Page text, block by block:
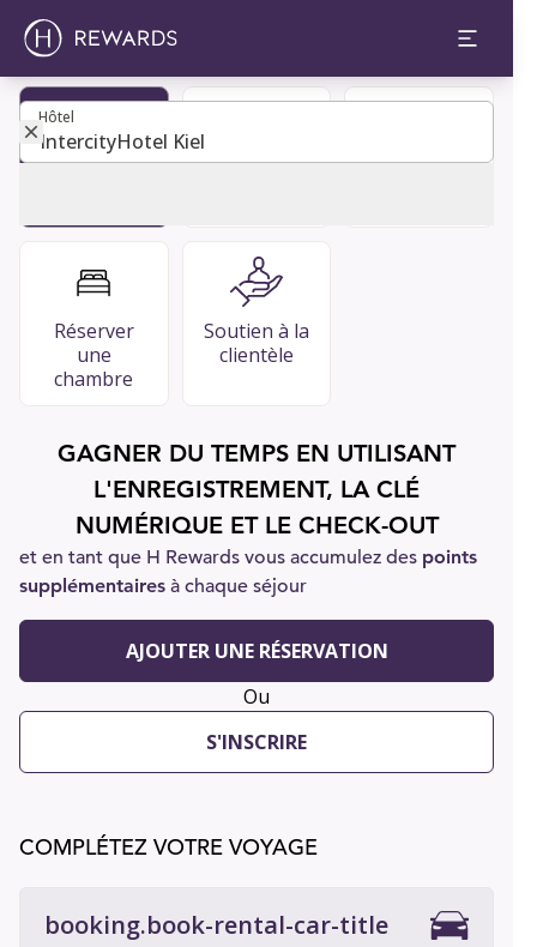
Hôtel
Hôtel
Réserver
une
chambre
Soutien à la
clientèle
GAGNER DU TEMPS EN UTILISANT
L'ENREGISTREMENT, LA CLÉ
NUMÉRIQUE ET LE CHECK-OUT
et en tant que H Rewards vous accumulez des points
supplémentaires à chaque séjour
AJOUTER UNE RÉSERVATION
Ou
S'INSCRIRE
COMPLÉTEZ VOTRE VOYAGE
booking.book-rental-car-title